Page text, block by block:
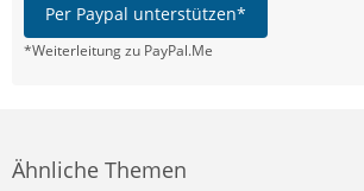
Per Paypal unterstützen*
*Weiterleitung zu PayPal.Me
Ähnliche Themen